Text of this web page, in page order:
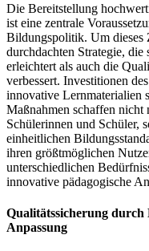
Die Bereitstellung
ist eine zentrale
Bildungspolitik. Um dieses
durchdachten Strategie,
erleichtert als auch die
verbessert. Investitionen
innovative Lernmaterialien
Maßnahmen schaffen
Schülerinnen und Schüler,
einheitlichen
ihren größtmöglichen
unterschiedlichen
innovative pädagogische
Qualitätssicherung
Anpassung